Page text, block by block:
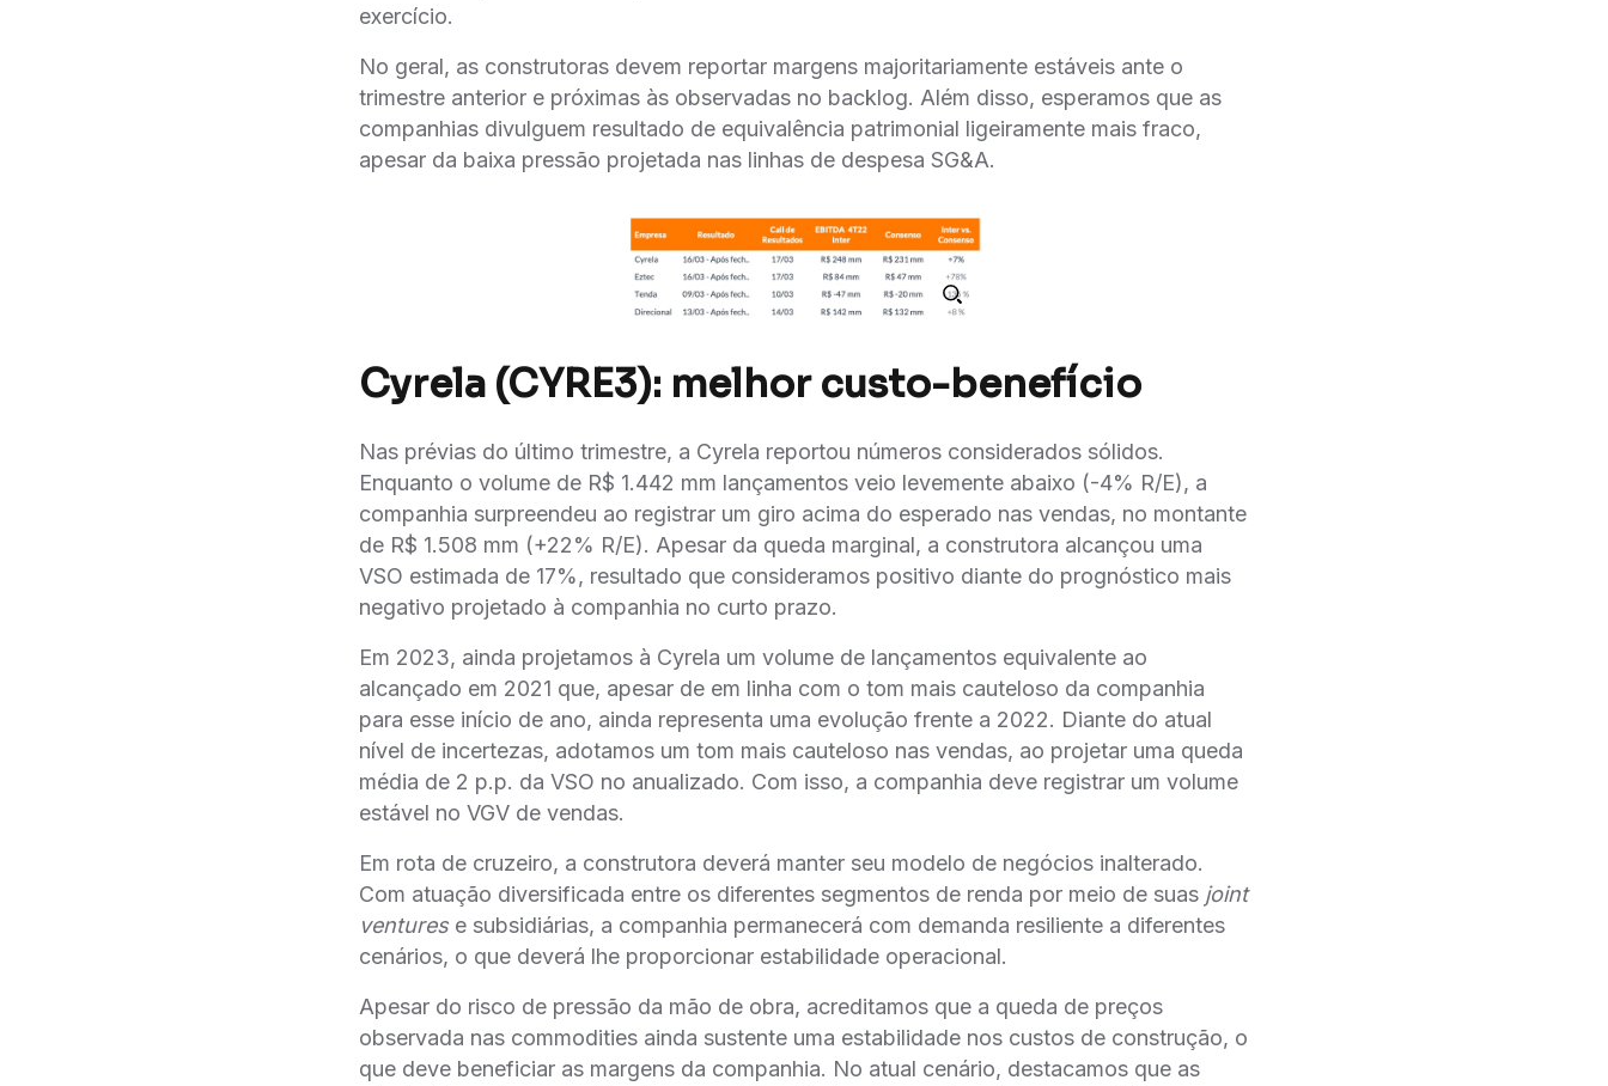
exercício.
No geral, as construtoras devem reportar margens majoritariamente estáveis ante o
trimestre anterior e próximas às observadas no backlog. Além disso, esperamos que as
companhias divulguem resultado de equivalência patrimonial ligeiramente mais fraco,
apesar da baixa pressão projetada nas linhas de despesa SG&A.
Cyrela (CYRE3): melhor custo-benefício
Nas prévias do último trimestre, a Cyrela reportou números considerados sólidos.
Enquanto o volume de R$ 1.442 mm lançamentos veio levemente abaixo (-4% R/E), a
companhia surpreendeu ao registrar um giro acima do esperado nas vendas, no montante
de R$ 1.508 mm (+22% R/E). Apesar da queda marginal, a construtora alcançou uma
VSO estimada de 17%, resultado que consideramos positivo diante do prognóstico mais
negativo projetado à companhia no curto prazo.
Em 2023, ainda projetamos à Cyrela um volume de lançamentos equivalente ao
alcançado em 2021 que, apesar de em linha com o tom mais cauteloso da companhia
para esse início de ano, ainda representa uma evolução frente a 2022. Diante do atual
nível de incertezas, adotamos um tom mais cauteloso nas vendas, ao projetar uma queda
média de 2 p.p. da VSO no anualizado. Com isso, a companhia deve registrar um volume
estável no VGV de vendas.
Em rota de cruzeiro, a construtora deverá manter seu modelo de negócios inalterado.
Com atuação diversificada entre os diferentes segmentos de renda por meio de suas joint
ventures e subsidiárias, a companhia permanecerá com demanda resiliente a diferentes
cenários, o que deverá lhe proporcionar estabilidade operacional.
Apesar do risco de pressão da mão de obra, acreditamos que a queda de preços
observada nas commodities ainda sustente uma estabilidade nos custos de construção, o
que deve beneficiar as margens da companhia. No atual cenário, destacamos que as